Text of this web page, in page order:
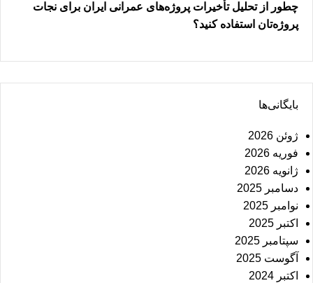
چطور از تحلیل تأخیرات پروژه‌های عمرانی ایران برای نجات
پروژه‌تان استفاده کنید؟
بایگانی‌ها
ژوئن 2026
فوریه 2026
ژانویه 2026
دسامبر 2025
نوامبر 2025
اکتبر 2025
سپتامبر 2025
آگوست 2025
اکتبر 2024